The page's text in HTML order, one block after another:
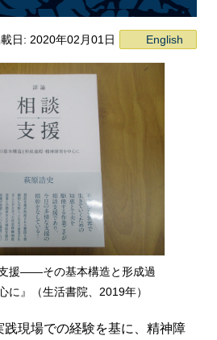
日: 2020年02月01日 English
援――その基本構造と形成過
に』（生活書院、2019年）
現場での経験を基に、精神障